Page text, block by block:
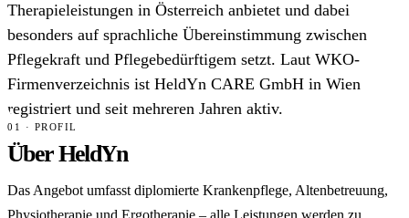
Jetzt downloaden
Therapieleistungen in Österreich anbietet und dabei
besonders auf sprachliche Übereinstimmung zwischen
Pflegekraft und Pflegebedürftigem setzt. Laut WKO-
Firmenverzeichnis ist HeldYn CARE GmbH in Wien
registriert und seit mehreren Jahren aktiv.
01 · PROFIL
Über HeldYn
Das Angebot umfasst diplomierte Krankenpflege, Altenbetreuung,
Physiotherapie und Ergotherapie – alle Leistungen werden zu